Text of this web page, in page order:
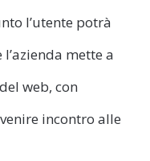
l’utente potrà
mette a
web, con
incontro alle